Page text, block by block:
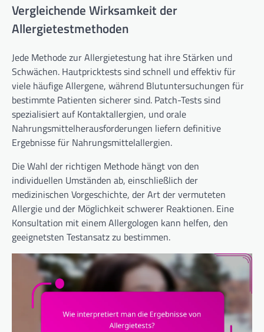
Vergleichende Wirksamkeit der
Allergietestmethoden
Jede Methode zur Allergietestung hat ihre Stärken und
Schwächen. Hautpricktests sind schnell und effektiv für
viele häufige Allergene, während Blutuntersuchungen für
bestimmte Patienten sicherer sind. Patch-Tests sind
spezialisiert auf Kontaktallergien, und orale
Nahrungsmittelherausforderungen liefern definitive
Ergebnisse für Nahrungsmittelallergien.
Die Wahl der richtigen Methode hängt von den
individuellen Umständen ab, einschließlich der
medizinischen Vorgeschichte, der Art der vermuteten
Allergie und der Möglichkeit schwerer Reaktionen. Eine
Konsultation mit einem Allergologen kann helfen, den
geeignetsten Testansatz zu bestimmen.